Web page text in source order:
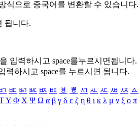
식으로 중국어를 변환할 수 있습니다.
됩니다.
을 입력하시고 space를누르시면됩니다.
력하시고 space를 누르시면 됩니다.
ㅳ ㅴ ㅵ ㅶ ㅷ ㅸ ㅹ ㅺ ㅻ ㅼ ㅽ ㅾ ㅿ
Υ Φ Χ Ψ Ω α β γ δ ε ζ η θ ι κ λ μ ν ξ ο π